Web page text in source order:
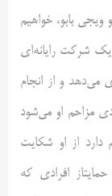
ویجی بابو، خواهیم
شرکت رایانه‌ای
می‌دهد و از انجام
مزاحم او می‌شود
از او شکایت
افرادی که